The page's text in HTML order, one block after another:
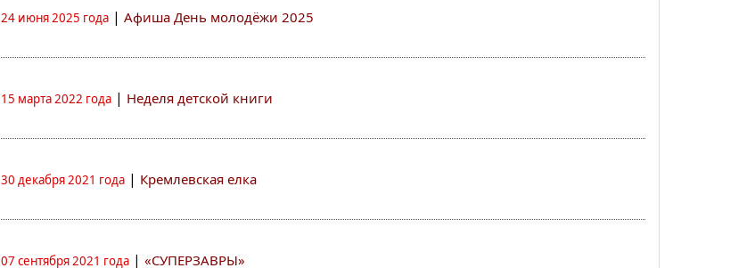
24 июня 2025 года | Афиша День молодёжи 2025
15 марта 2022 года | Неделя детской книги
30 декабря 2021 года | Кремлевская елка
07 сентября 2021 года | «СУПЕРЗАВРЫ»